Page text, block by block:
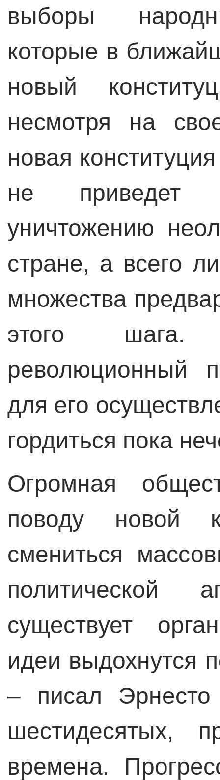
выборы
которые в
новый
несмотря на
новая
не приведет
уничтожению
стране, а всего
множества
этого шага.
революционный
для его
гордиться пока
Огромная
поводу новой
смениться
политической
существует
идеи выдохнутся
– писал
шестидесятых,
времена.